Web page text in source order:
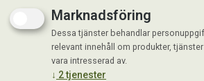
Marknadsföring
Dessa tjänster behandlar
relevant innehåll om produkter,
vara intresserad av.
↓ 2tjenester